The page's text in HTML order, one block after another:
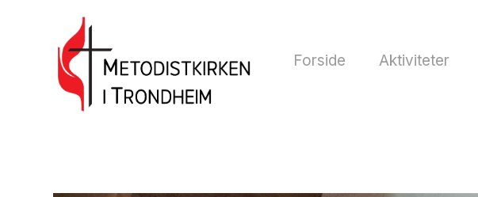
Forside Aktiviteter